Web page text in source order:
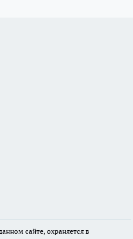
сайте, охраняется в